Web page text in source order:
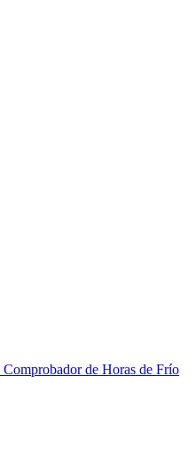
Comprobador de Horas de Frío